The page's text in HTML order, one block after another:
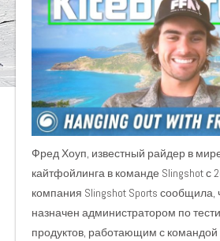
Фред Хоуп, известный райдер в
кайтфойлинга в команде Slingshot с
компания Slingshot Sports
назначен администратором по
продуктов, работающим с командой